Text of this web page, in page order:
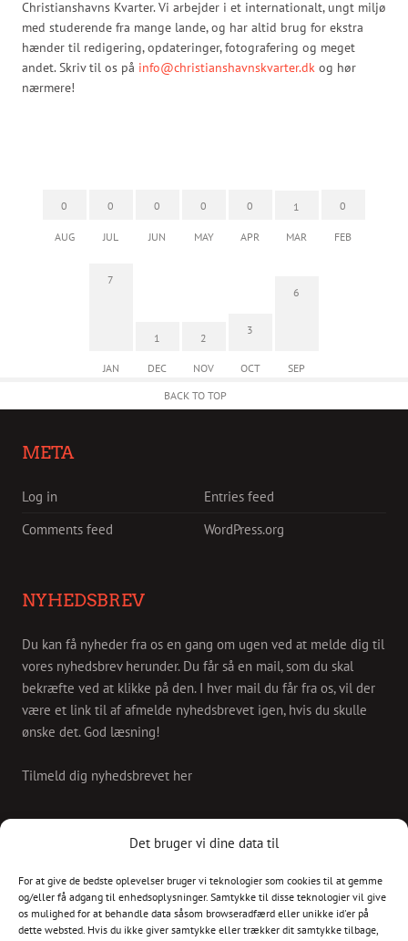
Det bruger vi dine data til
For at give de bedste oplevelser bruger vi teknologier som cookies til at gemme
og/eller få adgang til enhedsoplysninger. Samtykke til disse teknologier vil give
os mulighed for at behandle data såsom browseradfærd eller unikke id'er på
dette websted. Hvis du ikke giver samtykke eller trækker dit samtykke tilbage,
Christianshavns Kvarter. Vi arbejder i et internationalt, ungt miljø
med studerende fra mange lande, og har altid brug for ekstra
hænder til redigering, opdateringer, fotografering og meget
andet. Skriv til os på info@christianshavnskvarter.dk og hør
nærmere!
0
AUG
0
JUL
0
JUN
0
MAY
0
APR
1
MAR
0
FEB
7
JAN
1
DEC
2
NOV
3
OCT
6
SEP
BACK TO TOP
META
Log in
Entries feed
Comments feed
WordPress.org
NYHEDSBREV
Du kan få nyheder fra os en gang om ugen ved at melde dig til
vores nyhedsbrev herunder. Du får så en mail, som du skal
bekræfte ved at klikke på den. I hver mail du får fra os, vil der
være et link til af afmelde nyhedsbrevet igen, hvis du skulle
ønske det. God læsning!
Tilmeld dig nyhedsbrevet her
Skriv til os på
info@christianshavnskvarter.dk